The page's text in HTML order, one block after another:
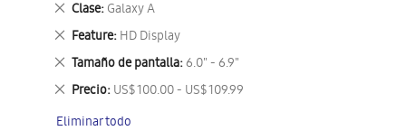
Clase Galaxy A
Eliminar
este
artículo
Feature HD Display
Eliminar
este
artículo
Tamaño de pantalla 6.0" - 6.9"
Eliminar
este
artículo
Precio US$ 100.00 - US$ 109.99
Eliminar
artículo
Eliminar todo